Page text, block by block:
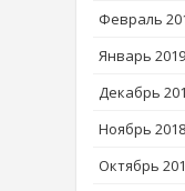
Февраль
Январь 2019
Декабрь
Ноябрь 2018
Октябрь